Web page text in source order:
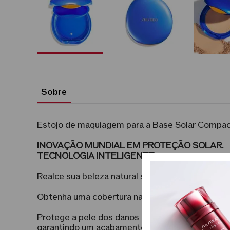
Sobre
Estojo de maquiagem para a Base Solar
INOVAÇÃO MUNDIAL EM PROTEÇÃO SOLAR.
TECNOLOGIA INTELIGENTE.
Realce sua beleza natural sem abrir mão dos
Obtenha uma cobertura natural para o tom
Protege a pele dos danos causados por
garantindo um acabamento duradouro e